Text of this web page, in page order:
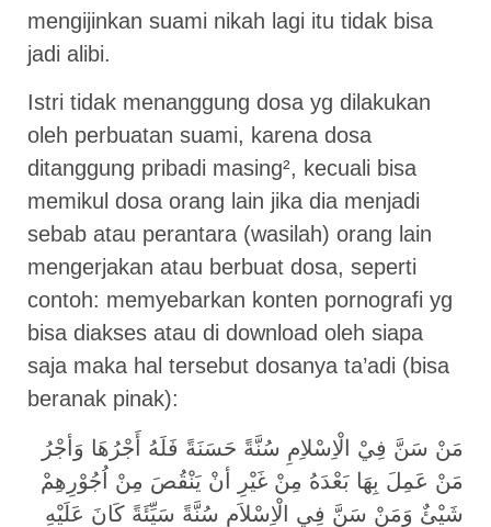
mengijinkan suami nikah lagi itu tidak bisa
jadi alibi.
Istri tidak menanggung dosa yg dilakukan
oleh perbuatan suami, karena dosa
ditanggung pribadi masing², kecuali bisa
memikul dosa orang lain jika dia menjadi
sebab atau perantara (wasilah) orang lain
mengerjakan atau berbuat dosa, seperti
contoh: memyebarkan konten pornografi yg
bisa diakses atau di download oleh siapa
saja maka hal tersebut dosanya ta’adi (bisa
beranak pinak):
مَنْ سَنَّ فِيْ الْاِسْلاِمِ سُنَّةً حَسَنَةً فَلَهُ أَجْرُهَا وَأجْرُ
مَنْ عَمِلَ بِهَا بَعْدَهُ مِنْ غَيْرِ أنْ يَنْقُصَ مِنْ اُجُوْرِهِمْ
شَيْئٌ وَمَنْ سَنَّ فِي الْاِسْلاَمِ سُنَّةً سَيِّئَةً كَانَ عَلَيْهِ